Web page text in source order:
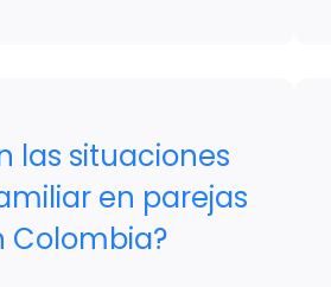
las situaciones
en parejas
Colombia?